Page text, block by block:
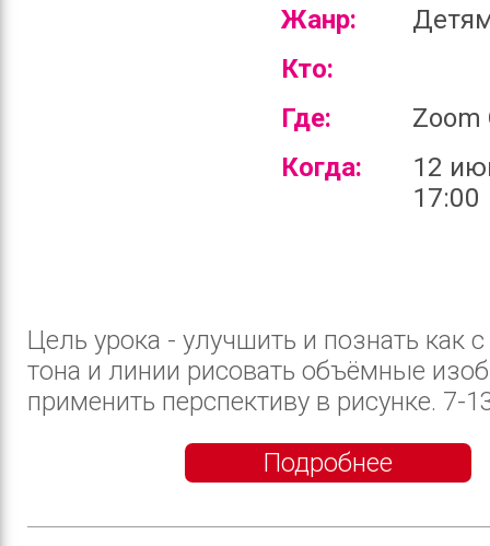
Жанр:
Кто:
Где:
Zoom
Когда:
12
17:00
Цель урока - улучшить и познать как
тона и линии рисовать объёмные
применить перспективу в рисунке. 7-
Подробнее